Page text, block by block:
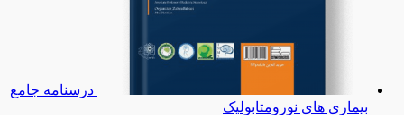
درسنامه جامع
بیماری های نورومتابولیک